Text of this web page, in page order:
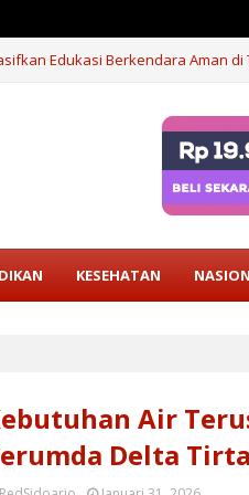
Edukasi Berkendara Aman di
KESEHATAN
Air
Delta